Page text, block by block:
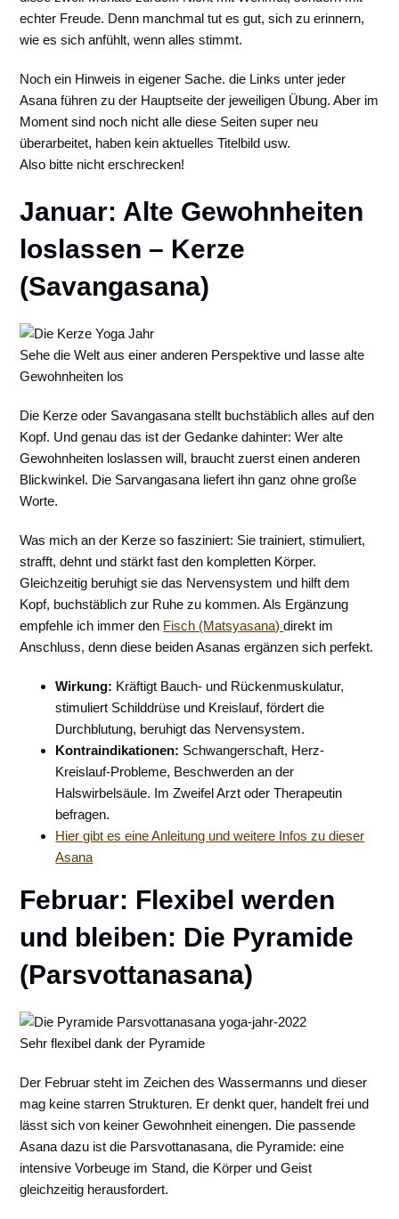
echter Freude. Denn manchmal tut es gut, sich zu erinnern,
wie es sich anfühlt, wenn alles stimmt.
Noch ein Hinweis in eigener Sache. die Links unter jeder
Asana führen zu der Hauptseite der jeweiligen Übung. Aber im
Moment sind noch nicht alle diese Seiten super neu
überarbeitet, haben kein aktuelles Titelbild usw.
Also bitte nicht erschrecken!
Januar: Alte Gewohnheiten
loslassen – Kerze
(Savangasana)
Sehe die Welt aus einer anderen Perspektive und lasse alte
Gewohnheiten los
Die Kerze oder Savangasana stellt buchstäblich alles auf den
Kopf. Und genau das ist der Gedanke dahinter: Wer alte
Gewohnheiten loslassen will, braucht zuerst einen anderen
Blickwinkel. Die Sarvangasana liefert ihn ganz ohne große
Worte.
Was mich an der Kerze so fasziniert: Sie trainiert, stimuliert,
strafft, dehnt und stärkt fast den kompletten Körper.
Gleichzeitig beruhigt sie das Nervensystem und hilft dem
Kopf, buchstäblich zur Ruhe zu kommen. Als Ergänzung
empfehle ich immer den Fisch (Matsyasana)direkt im
Anschluss, denn diese beiden Asanas ergänzen sich perfekt.
Wirkung: Kräftigt Bauch- und Rückenmuskulatur,
stimuliert Schilddrüse und Kreislauf, fördert die
Durchblutung, beruhigt das Nervensystem.
Kontraindikationen: Schwangerschaft, Herz-
Kreislauf-Probleme, Beschwerden an der
Halswirbelsäule. Im Zweifel Arzt oder Therapeutin
befragen.
Hier gibt es eine Anleitung und weitere Infos zu dieser
Asana
Februar: Flexibel werden
und bleiben: Die Pyramide
(Parsvottanasana)
Sehr flexibel dank der Pyramide
Der Februar steht im Zeichen des Wassermanns und dieser
mag keine starren Strukturen. Er denkt quer, handelt frei und
lässt sich von keiner Gewohnheit einengen. Die passende
Asana dazu ist die Parsvottanasana, die Pyramide: eine
intensive Vorbeuge im Stand, die Körper und Geist
gleichzeitig herausfordert.